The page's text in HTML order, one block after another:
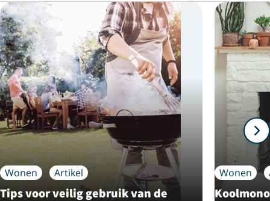
Wonen Artikel
Tips voor veilig gebruik van de
Wonen